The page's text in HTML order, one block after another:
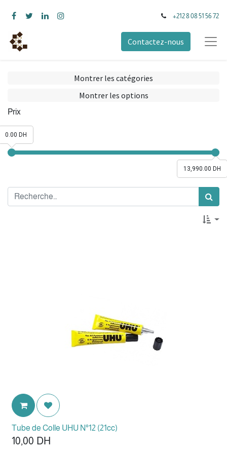
+212 8 08 51 56 72
Contactez-nous
Montrer les catégories
Montrer les options
Prix
13,990.00 DH
0.00 DH
Tube de Colle UHU N°12 (21cc)
10,00 DH